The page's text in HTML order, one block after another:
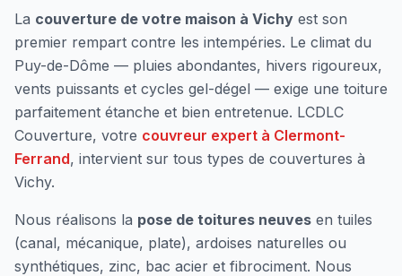
La couverture de votre maison à Vichy est son
premier rempart contre les intempéries. Le climat du
Puy-de-Dôme — pluies abondantes, hivers rigoureux,
vents puissants et cycles gel-dégel — exige une toiture
parfaitement étanche et bien entretenue. LCDLC
Couverture, votre couvreur expert à Clermont-
Ferrand, intervient sur tous types de couvertures à
Vichy.
Nous réalisons la pose de toitures neuves en tuiles
(canal, mécanique, plate), ardoises naturelles ou
synthétiques, zinc, bac acier et fibrociment. Nous